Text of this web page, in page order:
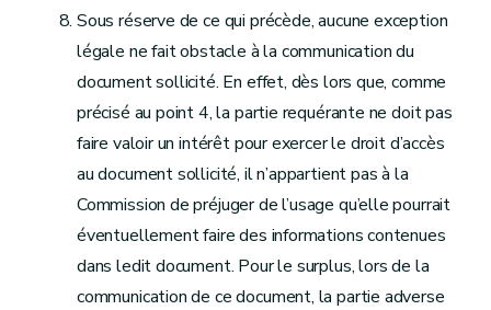
Sous réserve de ce qui précède, aucune exception
légale ne fait obstacle à la communication du
document sollicité. En effet, dès lors que, comme
précisé au point 4, la partie requérante ne doit pas
faire valoir un intérêt pour exercer le droit d’accès
au document sollicité, il n’appartient pas à la
Commission de préjuger de l’usage qu’elle pourrait
éventuellement faire des informations contenues
dans ledit document. Pour le surplus, lors de la
communication de ce document, la partie adverse